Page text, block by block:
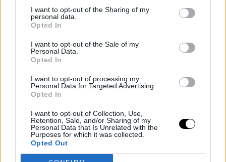
I want to opt-out of the Sharing of my
personal data.
Opted In
I want to opt-out of the Sale of my
Personal Data.
Opted In
I want to opt-out of processing my
Personal Data for Targeted Advertising.
Opted In
I want to opt-out of Collection, Use,
Retention, Sale, and/or Sharing of my
Personal Data that Is Unrelated with the
Purposes for which it was collected.
Opted Out